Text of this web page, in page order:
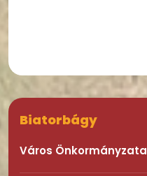
Biatorbágy
Város Önkormányzata